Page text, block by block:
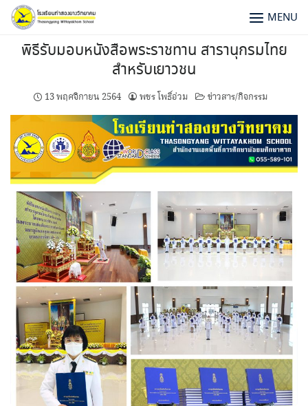
MENU
พิธีรับมอบหนังสือพระราชทาน สารานุกรมไทย
สำหรับเยาวชน
13 พฤศจิกายน 2564 พชร โพธิ์อ่วม ข่าวสาร/กิจกรรม